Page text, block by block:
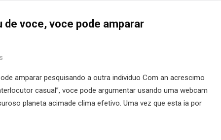
voce, voce pode amparar
amparar pesquisando a outra individuo Com an acrescimo
casual”, voce pode argumentar usando uma webcam
planeta acimade clima efetivo. Uma vez que esta ia por